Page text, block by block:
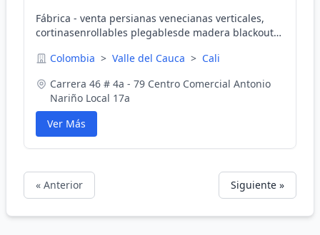
Fábrica - venta persianas venecianas verticales,
cortinasenrollables plegablesde madera blackouts,
romanas - decoración de interiores.
Colombia > Valle del Cauca > Cali
Carrera 46 # 4a - 79 Centro Comercial Antonio
Nariño Local 17a
Ver Más
« Anterior Siguiente »